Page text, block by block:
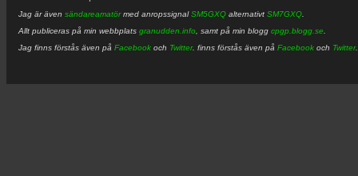
Jag är även sändareamatörmed anropssignalSM5GXQ alternativt SM7GXQ
Allt publiceras på min webbplats granudden.info , samt på min blogg cpgp.blogg.se
Jag finns förstås även på Facebook och Twitter. finns förstås även på Facebook och Twitter.